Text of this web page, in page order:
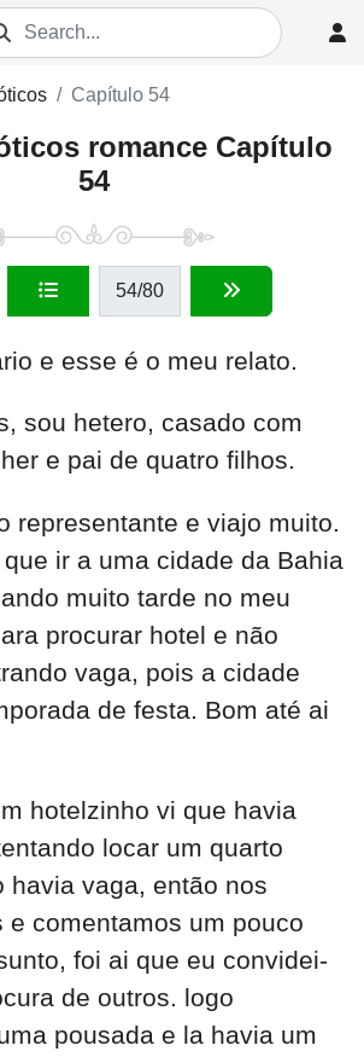
Capítulo 54
romance Capítulo
54
54/80
e esse é o meu relato.
sou hetero, casado com
e pai de quatro filhos.
representante e viajo muito.
ir a uma cidade da Bahia
muito tarde no meu
procurar hotel e não
vaga, pois a cidade
de festa. Bom até ai
hotelzinho vi que havia
locar um quarto
havia vaga, então nos
e comentamos um pouco
foi ai que eu convidei-
de outros. logo
pousada e la havia um